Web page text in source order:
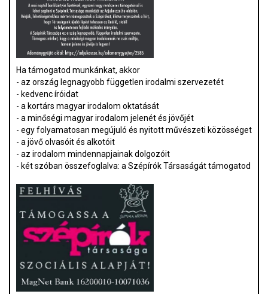
Ha támogatod munkánkat, akkor
- az ország legnagyobb független irodalmi szervezetét
- kedvenc íróidat
- a kortárs magyar irodalom oktatását
- a minőségi magyar irodalom jelenét és jövőjét
- egy folyamatosan megújuló és nyitott művészeti közösséget
- a jövő olvasóit és alkotóit
- az irodalom mindennapjainak dolgozóit
- két szóban összefoglalva: a Szépírók Társaságát támogatod